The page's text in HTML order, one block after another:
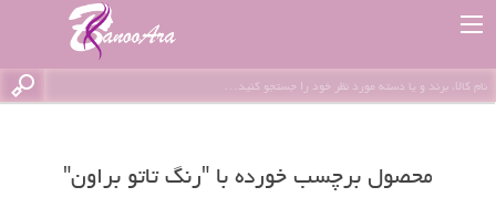
محصول برچسب خورده با "رنگ تاتو براون"